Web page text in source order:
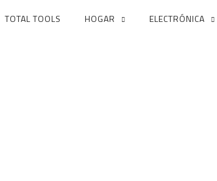
TOTAL TOOLS HOGAR ELECTRÓNICA